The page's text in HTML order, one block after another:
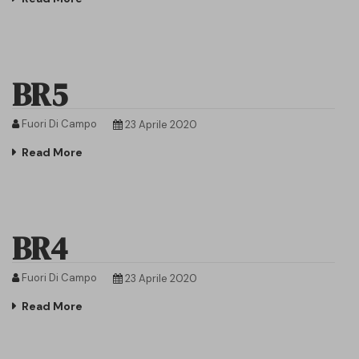
BR5
Fuori Di Campo 23 Aprile 2020
Read More
BR4
Fuori Di Campo 23 Aprile 2020
Read More